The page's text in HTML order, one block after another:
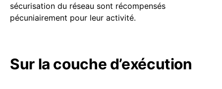
sécurisation du réseau sont récompensés
pécuniairement pour leur activité.
Sur la couche d’exécution